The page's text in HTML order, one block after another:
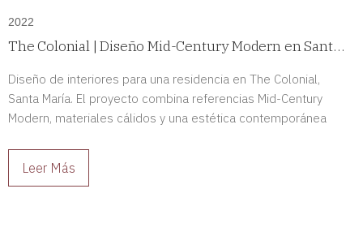
2022
The Colonial | Diseño Mid-Century Modern en Santa
Diseño de interiores para una residencia en The Colonial,
Santa María. El proyecto combina referencias Mid-Century
Modern, materiales cálidos y una estética contemporánea
Leer Más